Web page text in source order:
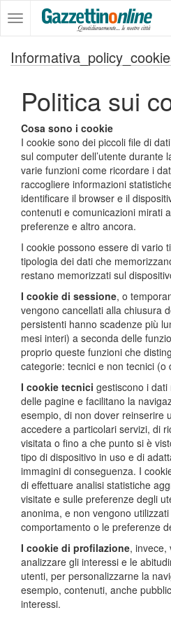
Politica sui
Cosa sono i cookie
I cookie sono dei piccoli file di
sul computer dell’utente durante
varie funzioni come ricordare i
raccogliere informazioni
identificare il browser e il
contenuti e comunicazioni mirati
preferenze e altro ancora.
I cookie possono essere di vario
tipologia dei dati che
restano memorizzati sul
I cookie di sessione, o
vengono cancellati alla chiusura
persistenti hanno scadenze più
mesi interi) a seconda delle
proprio queste funzioni che
categorie: tecnici e non tecnici (o
I cookie tecnici gestiscono i dati
delle pagine e facilitano la
esempio, di non dover reinserire
accedere a particolari servizi, di
visitata o fino a che punto si è
tipo di dispositivo in uso e di
immagini di conseguenza. I
di effettuare analisi statistiche
visitate e sulle preferenze degli
anonima, e non vengono
comportamento o le preferenze
I cookie di profilazione, invece,
analizzare gli interessi e le
utenti, per personalizzarne la
esempio, contenuti, anche
interessi.